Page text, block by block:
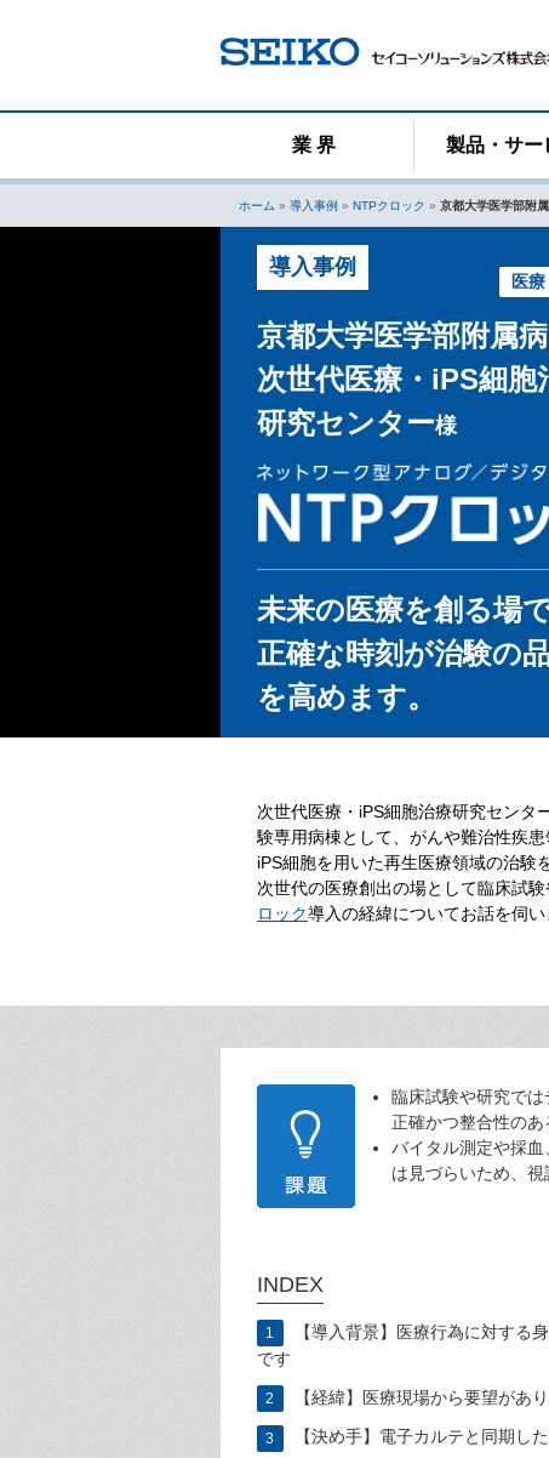
ツ
キ
業 界 製品・サー
ホーム » 導入事例 » NTPクロック » 京都大学医学部附
導入事例
医
京都大学医学部附属
次世代医療・iPS細胞
研究センター様
未来の医療を創る場
正確な時刻が治験の
を高めます。
次世代医療・iPS細胞治療研究センタ
験専用病棟として、がんや難治性疾患
iPS細胞を用いた再生医療領域の治験
次世代の医療創出の場として臨床試
ロック導入の経緯についてお話を伺い
臨床試験や研究では
正確かつ整合性のあ
バイタル測定や採
は見づらいため、視
INDEX
1
【導入背景】医療行為に対する
です
2 【経緯】医療現場から要望があ
3 【決め手】電子カルテと同期し